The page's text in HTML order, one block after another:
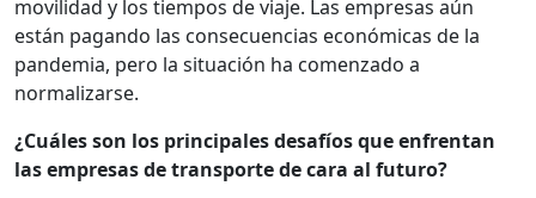
movilidad y los tiempos de viaje. Las empresas aún
están pagando las consecuencias económicas de la
pandemia, pero la situación ha comenzado a
normalizarse.
¿Cuáles son los principales desafíos que enfrentan
las empresas de transporte de cara al futuro?